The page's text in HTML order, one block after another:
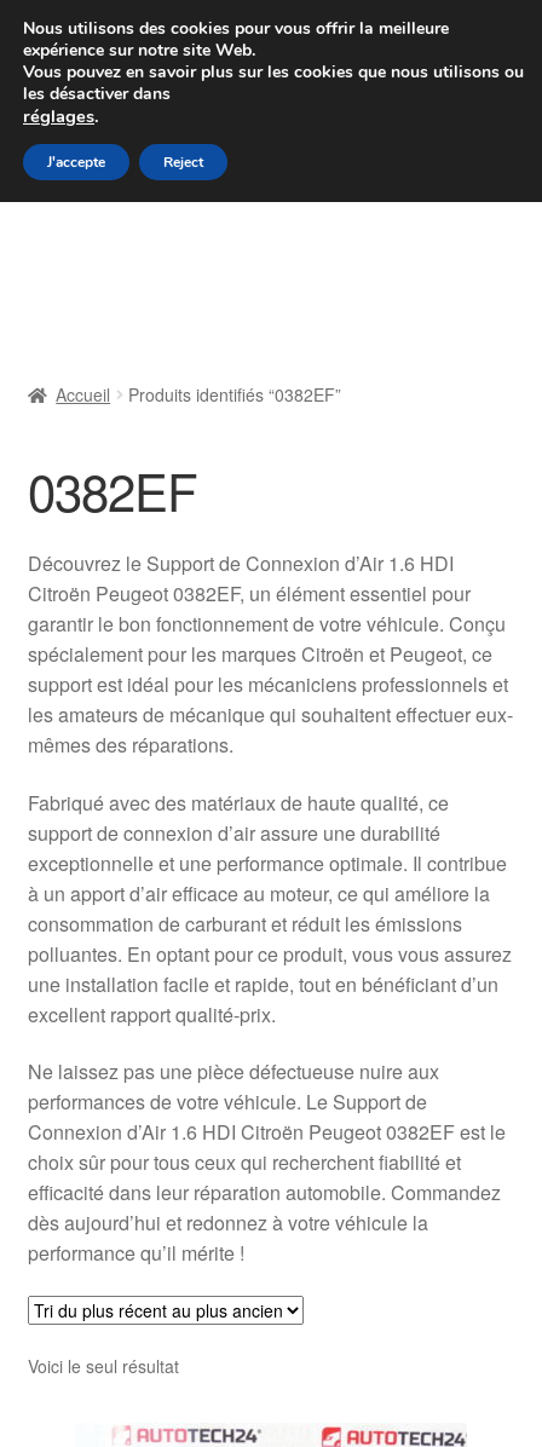
Colissimo livraison à partir de 7 EUR
Du lundi au vendredi de 9 h à 16 h
Aller
à
Aller
au
Livraison
Livraison internationale
Mon compte
Paiements
Panier
Plainte
Politique de confidentialité
Procédure de Réclamation
Termes et conditions
Accueil Produits identifiés “0382EF”
0382EF
Découvrez le Support de Connexion d’Air 1.6 HDI
Citroën Peugeot 0382EF, un élément essentiel pour
garantir le bon fonctionnement de votre véhicule. Conçu
spécialement pour les marques Citroën et Peugeot, ce
support est idéal pour les mécaniciens professionnels et
les amateurs de mécanique qui souhaitent effectuer eux-
mêmes des réparations.
Fabriqué avec des matériaux de haute qualité, ce
support de connexion d’air assure une durabilité
exceptionnelle et une performance optimale. Il contribue
à un apport d’air efficace au moteur, ce qui améliore la
consommation de carburant et réduit les émissions
polluantes. En optant pour ce produit, vous vous assurez
une installation facile et rapide, tout en bénéficiant d’un
excellent rapport qualité-prix.
Ne laissez pas une pièce défectueuse nuire aux
performances de votre véhicule. Le Support de
Connexion d’Air 1.6 HDI Citroën Peugeot 0382EF est le
choix sûr pour tous ceux qui recherchent fiabilité et
efficacité dans leur réparation automobile. Commandez
dès aujourd’hui et redonnez à votre véhicule la
performance qu’il mérite !
Voici le seul résultat
Nous utilisons des cookies pour vous offrir la meilleure
expérience sur notre site Web.
Vous pouvez en savoir plus sur les cookies que nous utilisons ou
les désactiver dans
réglages.
J'accepte Reject